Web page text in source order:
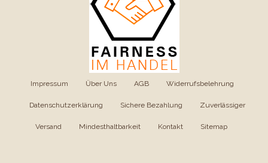
Impressum Über Uns AGB Widerrufsbelehrung
Datenschutzerklärung Sichere Bezahlung Zuverlässiger
Versand Mindesthaltbarkeit Kontakt Sitemap